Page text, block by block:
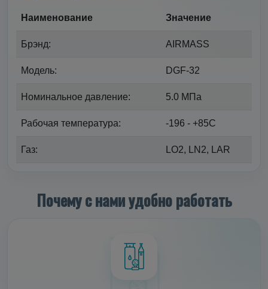
Наименование Значение
Брэнд: AIRMASS
Модель: DGF-32
Номинальное давление: 5.0 МПа
Рабочая температура: -196 - +85С
Газ: LO2, LN2, LAR
Почему с нами удобно работать